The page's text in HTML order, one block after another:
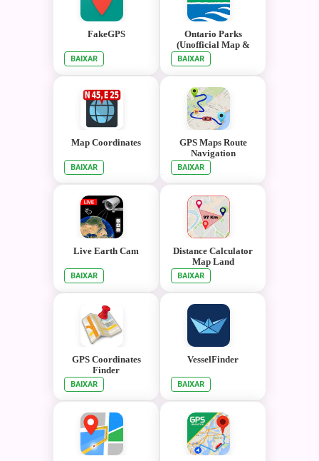
FakeGPS
BAIXAR
Ontario Parks
(Unofficial Map &
Guide)
BAIXAR
Map Coordinates
BAIXAR
GPS Maps Route
Navigation
BAIXAR
Live Earth Cam
BAIXAR
Distance Calculator
Map Land
Measurement
BAIXAR
GPS Coordinates
Finder
BAIXAR
VesselFinder
BAIXAR